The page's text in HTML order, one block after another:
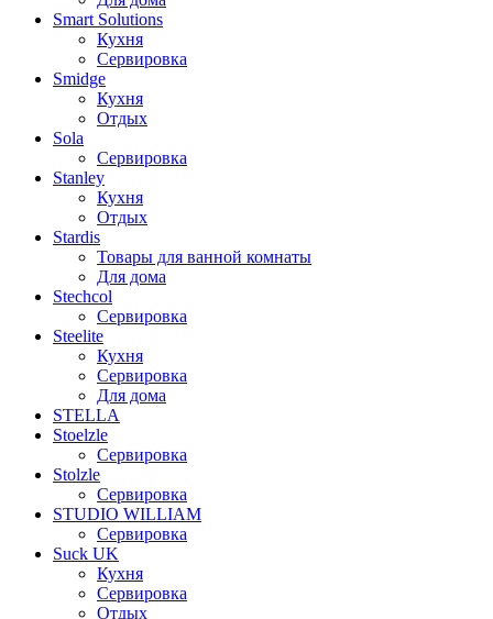
Smart Solutions
Кухня
Сервировка
Smidge
Кухня
Отдых
Sola
Сервировка
Stanley
Кухня
Отдых
Stardis
Товары для ванной комнаты
Для дома
Stechcol
Сервировка
Steelite
Кухня
Сервировка
Для дома
STELLA
Stoelzle
Сервировка
Stolzle
Сервировка
STUDIO WILLIAM
Сервировка
Suck UK
Кухня
Сервировка
Отдых